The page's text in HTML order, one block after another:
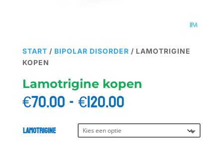
START / BIPOLAR DISORDER / LAMOTRIGINE
KOPEN
Lamotrigine kopen
€70.00-€120.00Prijsklasse:
€70.00
tot
€120.00
Lamotrigine